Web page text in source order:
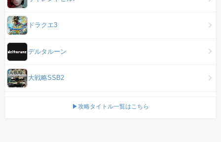
ドラクエ3
デルタルーン
大戦略SSB2
▶攻略タイトル一覧はこちら